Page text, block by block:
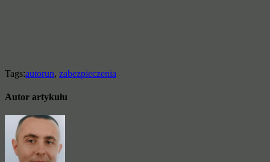
Tags:autorun, zabezpieczenia
Autor artykułu